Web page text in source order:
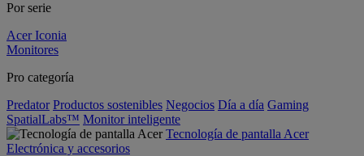
Por serie
Acer Iconia
Monitores
Pro categoría
Predator Productos sostenibles Negocios Día a día Gaming
SpatialLabs™ Monitor inteligente
Tecnología de pantalla Acer
Electrónica y accesorios